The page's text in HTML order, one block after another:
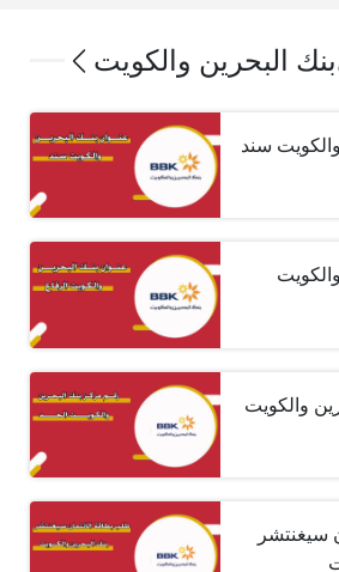
بنك البحرين والكويت
سند
والكويت
سيغنتشر